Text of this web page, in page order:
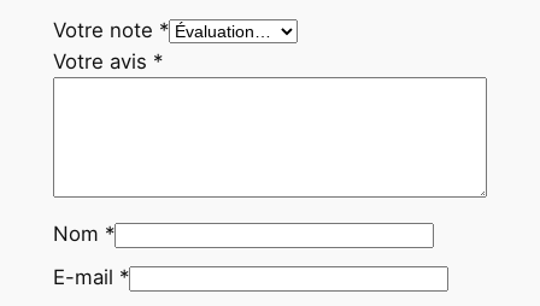
8
0
Votre note *
Votre avis *
Nom *
E-mail *